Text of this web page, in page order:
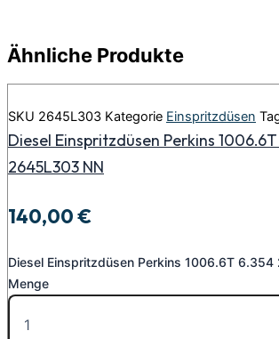
Ähnliche Produkte
SKU 2645L303 Kategorie Einspritzdüsen
Diesel Einspritzdüsen Perkins
2645L303 NN
140,00€
Diesel Einspritzdüsen Perkins 1006.6T
Menge